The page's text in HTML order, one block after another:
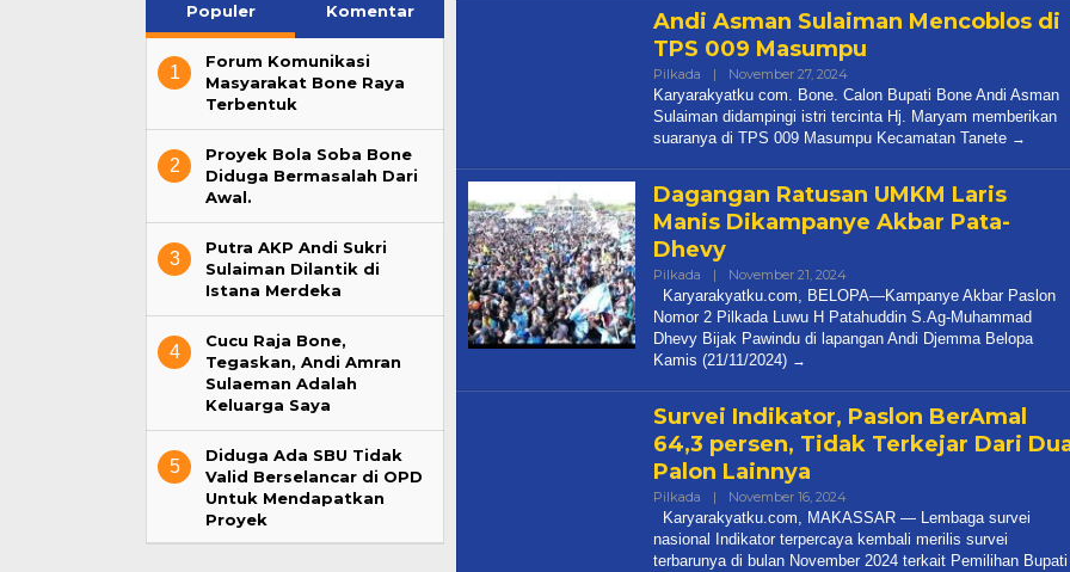
Populer Komentar
1
Forum Komunikasi
Masyarakat Bone Raya
Terbentuk
2
Proyek Bola Soba Bone
Diduga Bermasalah Dari
Awal.
3
Putra AKP Andi Sukri
Sulaiman Dilantik di
Istana Merdeka
4
Cucu Raja Bone,
Tegaskan, Andi Amran
Sulaeman Adalah
Keluarga Saya
5
Diduga Ada SBU Tidak
Valid Berselancar di OPD
Untuk Mendapatkan
Proyek
Andi Asman Sulaiman Mencoblos di
TPS 009 Masumpu
Pilkada | November 27, 2024Oleh
Redaksi
Karya
Rakyatku
Karyarakyatku com. Bone. Calon Bupati Bone Andi Asman
Sulaiman didampingi istri tercinta Hj. Maryam memberikan
suaranya di TPS 009 Masumpu Kecamatan Tanete
Dagangan Ratusan UMKM Laris
Manis Dikampanye Akbar Pata-
Dhevy
Pilkada | November 21, 2024Oleh
Redaksi
Karya
Rakyatku
Karyarakyatku.com, BELOPA—Kampanye Akbar Paslon
Nomor 2 Pilkada Luwu H Patahuddin S.Ag-Muhammad
Dhevy Bijak Pawindu di lapangan Andi Djemma Belopa
Kamis (21/11/2024)
Survei Indikator, Paslon BerAmal
64,3 persen, Tidak Terkejar Dari
Palon Lainnya
Pilkada | November 16, 2024Oleh
Redaksi
Karya
Rakyatku
Karyarakyatku.com, MAKASSAR — Lembaga survei
nasional Indikator terpercaya kembali merilis survei
terbarunya di bulan November 2024 terkait Pemilihan Bupati